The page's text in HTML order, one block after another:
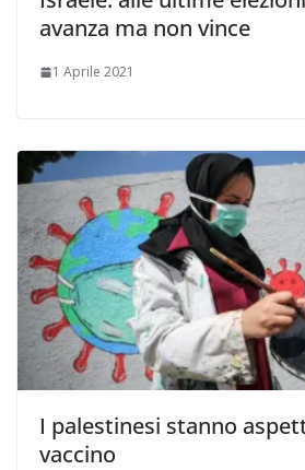
avanza ma non vince
1 Aprile 2021
I palestinesi stanno
vaccino